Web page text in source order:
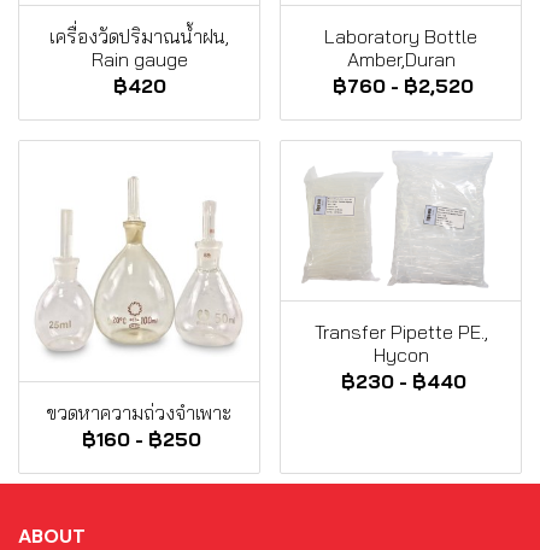
เครื่องวัดปริมาณน้ำฝน,
Rain gauge
฿420
Laboratory Bottle
Amber,Duran
฿760 - ฿2,520
ขวดหาความถ่วงจำเพาะ
฿160 - ฿250
Transfer Pipette PE.,
Hycon
฿230 - ฿440
ABOUT